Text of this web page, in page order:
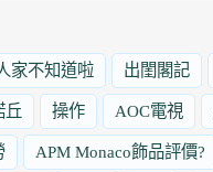
家不知道啦 出閨閣記
丘 操作 AOC電視
APM Monaco飾品評價?